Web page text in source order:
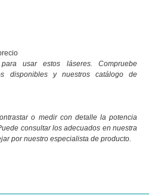
usar estos láseres. Compruebe
disponibles y nuestros catálogo de
o medir con detalle la potencia
consultar los adecuados en nuestra
por nuestro especialista de producto.